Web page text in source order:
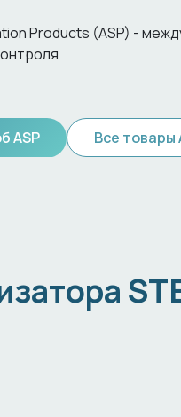
Products (ASP) -
ASP Все товары